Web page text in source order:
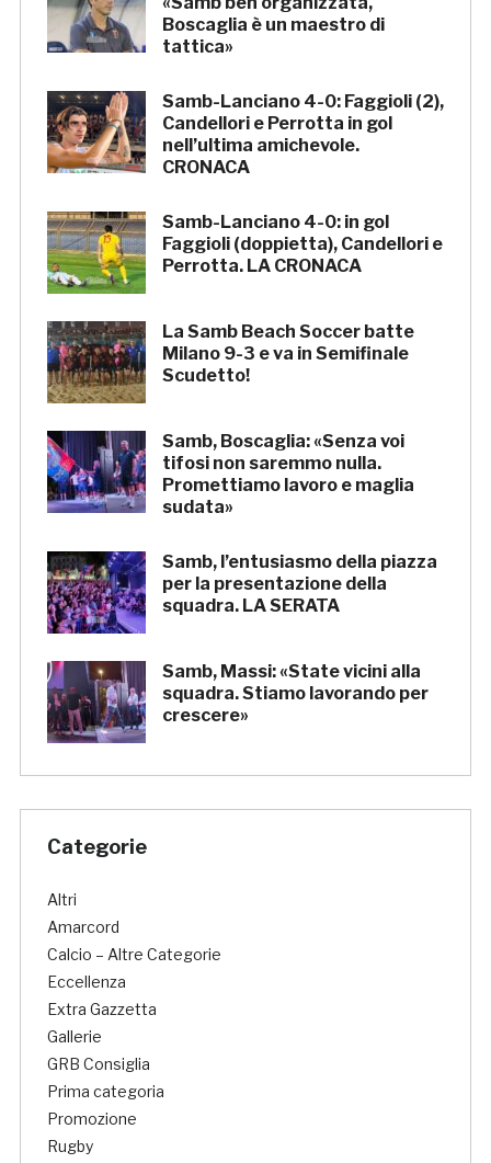
Boscaglia è un maestro di
tattica»
Samb-Lanciano 4-0: Faggioli (2),
Candellori e Perrotta in gol
nell’ultima amichevole.
CRONACA
Samb-Lanciano 4-0: in gol
Faggioli (doppietta), Candellori e
Perrotta. LA CRONACA
La Samb Beach Soccer batte
Milano 9-3 e va in Semifinale
Scudetto!
Samb, Boscaglia: «Senza voi
tifosi non saremmo nulla.
Promettiamo lavoro e maglia
sudata»
Samb, l’entusiasmo della piazza
per la presentazione della
squadra. LA SERATA
Samb, Massi: «State vicini alla
squadra. Stiamo lavorando per
crescere»
Categorie
Altri
Amarcord
Calcio – Altre Categorie
Eccellenza
Extra Gazzetta
Gallerie
GRB Consiglia
Prima categoria
Promozione
Rugby